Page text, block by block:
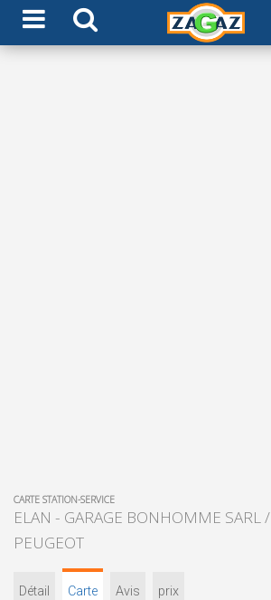
CARTE STATION-SERVICE
ELAN - GARAGE BONHOMME SARL /
PEUGEOT
Détail Carte Avis prix